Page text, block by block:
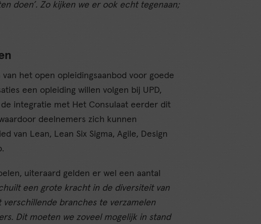
doen’. Zo kijken we er ook echt tegenaan;
het open opleidingsaanbod voor goede
een opleiding willen volgen bij UPD,
integratie met Het Consulaat eerder dit
deelnemers zich kunnen
van Lean, Lean Six Sigma, Agile, Design
uiteraard gelden er wel een aantal
een grote kracht in de diversiteit van
branches te verzamelen
Dit moeten we zoveel mogelijk in stand